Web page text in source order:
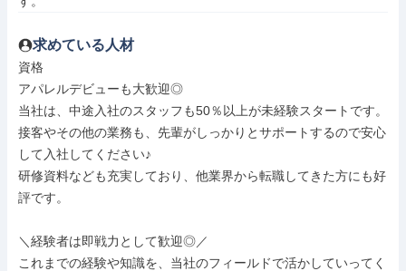
求めている人材
資格
アパレルデビューも大歓迎◎
当社は、中途入社のスタッフも50％以上が未経験スタートです。
接客やその他の業務も、先輩がしっかりとサポートするので安心
して入社してください♪
研修資料なども充実しており、他業界から転職してきた方にも好
評です。
＼経験者は即戦力として歓迎◎／
これまでの経験や知識を、当社のフィールドで活かしていってく